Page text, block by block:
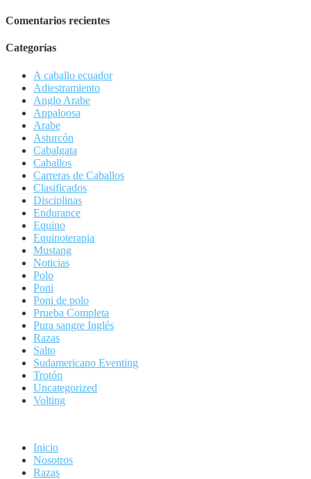
Comentarios recientes
Categorías
A caballo ecuador
Adiestramiento
Anglo Arabe
Appaloosa
Arabe
Asturcón
Cabalgata
Caballos
Carreras de Caballos
Clasificados
Disciplinas
Endurance
Equino
Equinoterapia
Mustang
Noticias
Polo
Poni
Poni de polo
Prueba Completa
Pura sangre Inglés
Razas
Salto
Sudamericano Eventing
Trotón
Uncategorized
Volting
Inicio
Nosotros
Razas